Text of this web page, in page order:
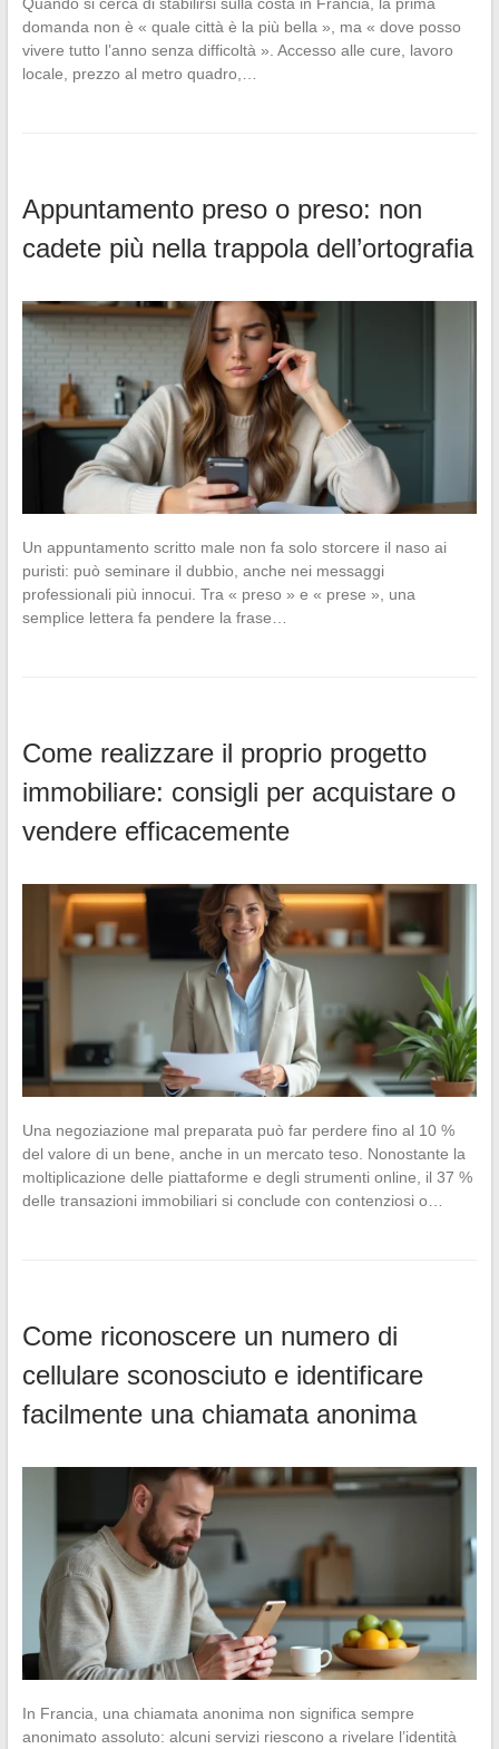
domanda non è « quale città è la più bella », ma « dove posso
vivere tutto l’anno senza difficoltà ». Accesso alle cure, lavoro
locale, prezzo al metro quadro,…
Appuntamento preso o preso: non
cadete più nella trappola dell’ortografia
Un appuntamento scritto male non fa solo storcere il naso ai
puristi: può seminare il dubbio, anche nei messaggi
professionali più innocui. Tra « preso » e « prese », una
semplice lettera fa pendere la frase…
Come realizzare il proprio progetto
immobiliare: consigli per acquistare o
vendere efficacemente
Una negoziazione mal preparata può far perdere fino al 10 %
del valore di un bene, anche in un mercato teso. Nonostante la
moltiplicazione delle piattaforme e degli strumenti online, il 37 %
delle transazioni immobiliari si conclude con contenziosi o…
Come riconoscere un numero di
cellulare sconosciuto e identificare
facilmente una chiamata anonima
In Francia, una chiamata anonima non significa sempre
anonimato assoluto: alcuni servizi riescono a rivelare l’identità